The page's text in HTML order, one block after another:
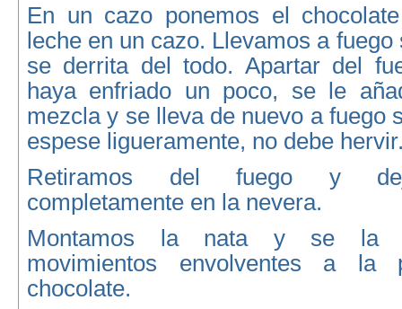
En un cazo ponemos el
leche en un cazo. Llevamos a fuego
se derrita del todo. Apartar del
haya enfriado un poco, se le
mezcla y se lleva de nuevo a fuego
espese ligueramente, no debe
Retiramos del fuego y
completamente en la nevera.
Montamos la nata y se la
movimientos envolventes a la
chocolate.